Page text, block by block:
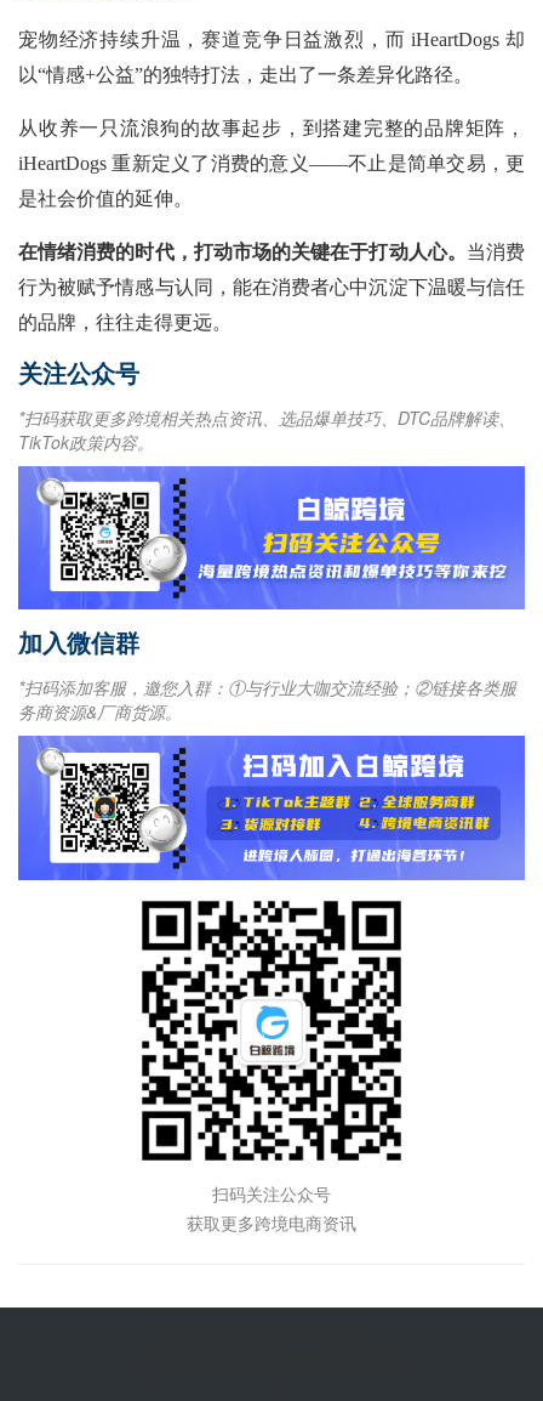
宠物经济持续升温，赛道竞争日益激烈，而 iHeartDogs 却
以“情感+公益”的独特打法，走出了一条差异化路径。
从收养一只流浪狗的故事起步，到搭建完整的品牌矩阵，
iHeartDogs 重新定义了消费的意义——不止是简单交易，更
是社会价值的延伸。
在情绪消费的时代，打动市场的关键在于打动人心。 当消费
行为被赋予情感与认同，能在消费者心中沉淀下温暖与信任
的品牌，往往走得更远。
关注公众号
*扫码获取更多跨境相关热点资讯、选品爆单技巧、DTC品牌解读、
TikTok政策内容。
加入微信群
*扫码添加客服，邀您入群：①与行业大咖交流经验；②链接各类服
务商资源&厂商货源。
扫码关注公众号
获取更多跨境电商资讯